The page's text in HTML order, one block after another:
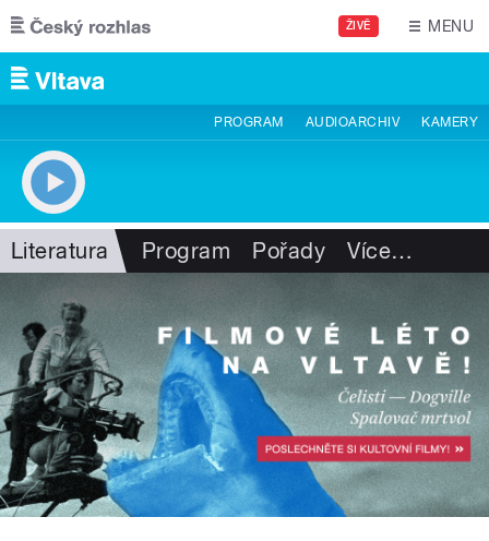
Přejít k hlavnímu obsahu
ŽIVĚ MENU
PROGRAM AUDIOARCHIV KAMERY
Literatura Program Pořady Více…